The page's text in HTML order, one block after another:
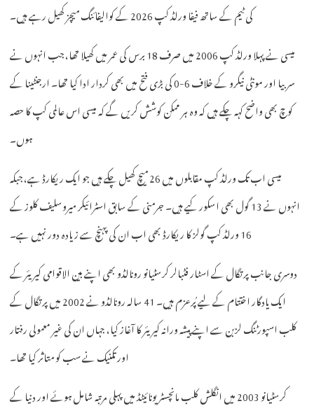
کی ٹیم کے ساتھ فیفا ورلڈ کپ 2026 کے کوالیفائنگ میچز کھیل رہے ہیں۔
میسی نے پہلا ورلڈ کپ 2006 میں صرف 18 برس کی عمر میں کھیلا تھا، جب انہوں نے
سربیا اور مونٹی نیگرو کے خلاف 6-0 کی بڑی فتح میں بھی کردار ادا کیا تھا۔ ارجنٹینا کے
کوچ بھی واضح کہہ چکے ہیں کہ وہ ہر ممکن کوشش کریں گے کہ میسی اس عالمی کپ کا حصہ
ہوں۔
میسی اب تک ورلڈ کپ مقابلوں میں 26 میچ کھیل چکے ہیں جو ایک ریکارڈ ہے، جبکہ
انہوں نے 13 گول بھی اسکور کیے ہیں۔ جرمنی کے سابق اسٹرائیکر میروسلیف کلوز کے
16 ورلڈ کپ گولز کا ریکارڈ بھی اب ان کی پہنچ سے زیادہ دور نہیں ہے۔
دوسری جانب پرتگال کے اسٹار فٹبالر کرسٹیانو رونالڈو بھی اپنے بین الاقوامی کیریئر کے
ایک یادگار اختتام کے لیے پُرعزم ہیں۔ 41 سالہ رونالڈو نے 2002 میں پرتگال کے
کلب اسپورٹنگ لزبن سے اپنے پیشہ ورانہ کیریئر کا آغاز کیا، جہاں ان کی غیر معمولی رفتار
اور تکنیک نے سب کو متاثر کیا تھا۔
کرسٹیانو 2003 میں انگلش کلب مانچسٹر یونائیٹڈ میں پہلی مرتبہ شامل ہوئے اور دنیا کے